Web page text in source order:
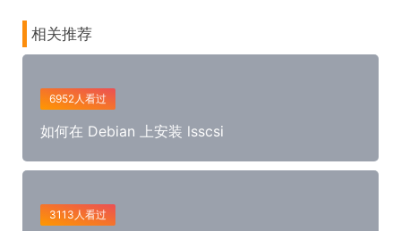
相关推荐
6952人看过
如何在 Debian 上安装 lsscsi
3113人看过